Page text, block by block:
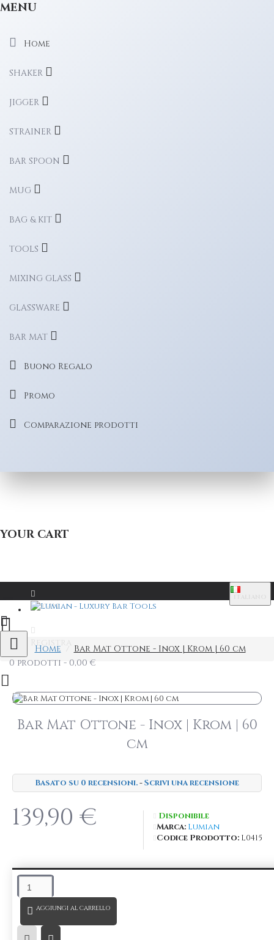
MENU
Home
SHAKER
JIGGER
STRAINER
BAR SPOON
MUG
BAG & KIT
TOOLS
MIXING GLASS
GLASSWARE
BAR MAT
Buono Regalo
Promo
Comparazione prodotti
YOUR CART
Login
Registra
0 prodotti - 0,00 €
Home Bar Mat Ottone - Inox | Krom | 60 cm
Bar Mat Ottone - Inox | Krom | 60
cm
Basato su 0 recensioni.-Scrivi una recensione
139,90 €
Disponibile
Marca: Lumian
Codice Prodotto: L0415
AGGIUNGI AL CARRELLO
DESCRIZIONE
Bar Mat Brass Krom Lumian in acciaio Inox e Ottone.
Prodotto artigianale studiato e realizzato per